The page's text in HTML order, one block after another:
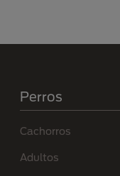
Perros
Cachorros
Adultos